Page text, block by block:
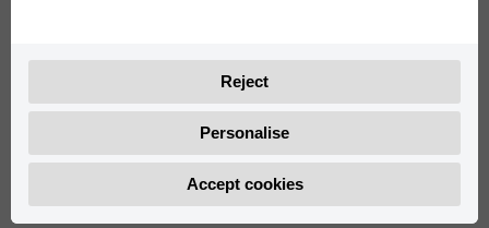
Reject
Personalise
Accept cookies